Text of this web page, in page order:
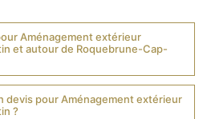
Aménagement extérieur
et autour de Roquebrune-Cap-
devis pour Aménagement extérieur
?